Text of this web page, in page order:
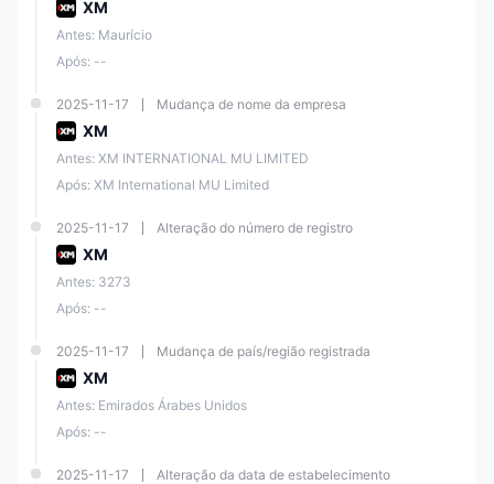
XM
Antes: Maurício
Após: --
2025-11-17 Mudança de nome da empresa
XM
Antes: XM INTERNATIONAL MU LIMITED
Após: XM International MU Limited
2025-11-17 Alteração do número de registro
XM
Antes: 3273
Após: --
2025-11-17 Mudança de país/região registrada
XM
Antes: Emirados Árabes Unidos
Após: --
2025-11-17 Alteração da data de estabelecimento